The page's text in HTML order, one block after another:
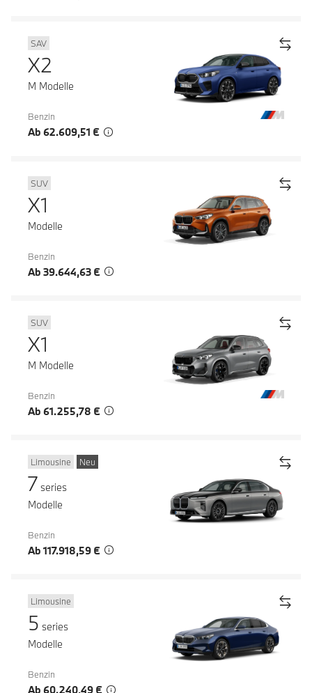
SAV
X2
M Modelle
Benzin
Ab 62.609,51 €
SUV
X1
Modelle
Benzin
Ab 39.644,63 €
SUV
X1
M Modelle
Benzin
Ab 61.255,78 €
Limousine Neu
7 series
Modelle
Benzin
Ab 117.918,59 €
Limousine
5 series
Modelle
Benzin
Ab 60.240,49 €